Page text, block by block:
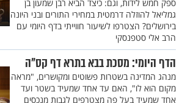
ספק חמש לידות, וגם: כיצד הביא רבן שמעון בן
גמליאל להוזלה דרמטית במחירי התורים ובני היונה
בירושלים? הצטרפו לשיעור חווייתי בדף היומי עם
הרב אלי סטפנסקי
הדף היומי: מסכת בבא בתרא דף קס"ה
מנהג המדינה בשטרות פשוטים ומקושרים, "מראה
מקום הוא לו", האם עד אחד שמעיד בשטר ועד
אחד שמעיד בעל פה מצטרפים לגבות מנכסים